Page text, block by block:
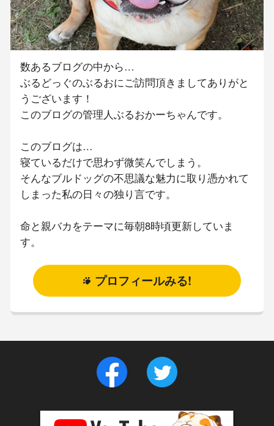
数あるブログの中から…
ぶるどっぐのぶるおにご訪問頂きましてありがと
うございます！
このブログの管理人ぶるおかーちゃんです。
このブログは…
寝ているだけで思わず微笑んでしまう。
そんなブルドッグの不思議な魅力に取り憑かれて
しまった私の日々の独り言です。
命と親バカをテーマに毎朝8時頃更新していま
す。
プロフィールみる!